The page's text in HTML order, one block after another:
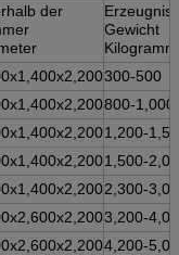
der
Erzeugnis-
Gewicht
Kilogramm
300-500
800-1,000
1,200-
1,500-
2,300-
3,200-
4,200-